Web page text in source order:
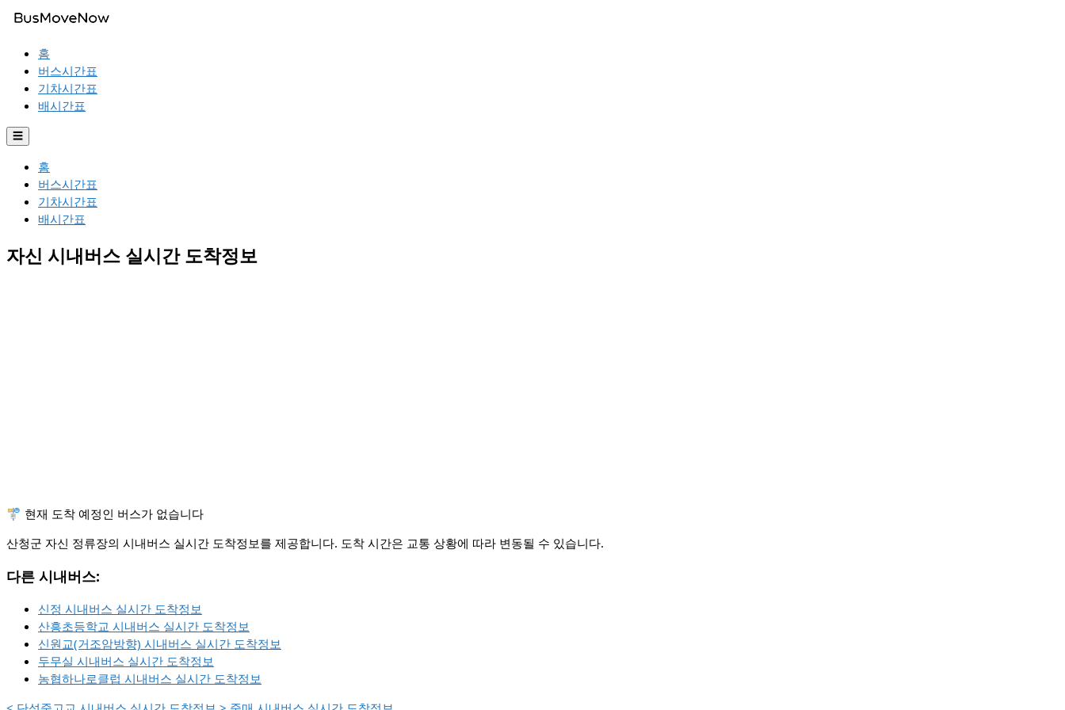
홈
버스시간표
기차시간표
배시간표
☰
홈
버스시간표
기차시간표
배시간표
자신 시내버스 실시간 도착정보
🚏 현재 도착 예정인 버스가 없습니다
산청군 자신 정류장의 시내버스 실시간 도착정보를 제공합니다. 도착 시간은 교통 상황에 따라 변동될 수 있습니다.
다른 시내버스:
신정 시내버스 실시간 도착정보
산흥초등학교 시내버스 실시간 도착정보
신원교(거조암방향) 시내버스 실시간 도착정보
두무실 시내버스 실시간 도착정보
농협하나로클럽 시내버스 실시간 도착정보